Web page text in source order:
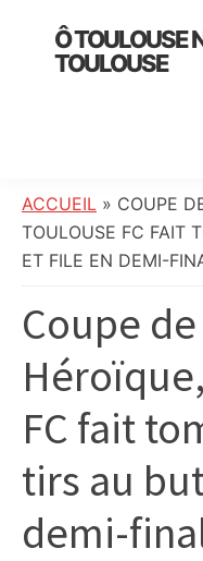
primary
Ô TOULOUSE
TOULOUSE
:
info
locale,
culture,
politique,
météo,
divers
initiatives
citoyennes
ACCUEIL » COUPE
TOULOUSE FC FAIT
ET FILE EN DEMI-
Coupe
FC fait
tirs au
demi-